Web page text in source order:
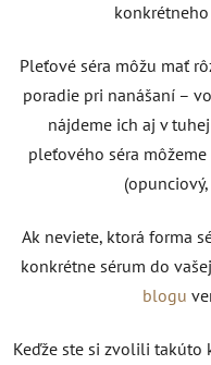
Pleťové séra môžu mať
poradie pri nanášaní –
nájdeme ich aj v
pleťového séra
Ak neviete, ktorá forma
konkrétne sérum do
blogu
Keďže ste si zvolili